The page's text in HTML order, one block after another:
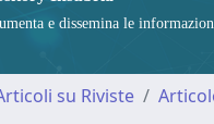
e dissemina le
su Riviste